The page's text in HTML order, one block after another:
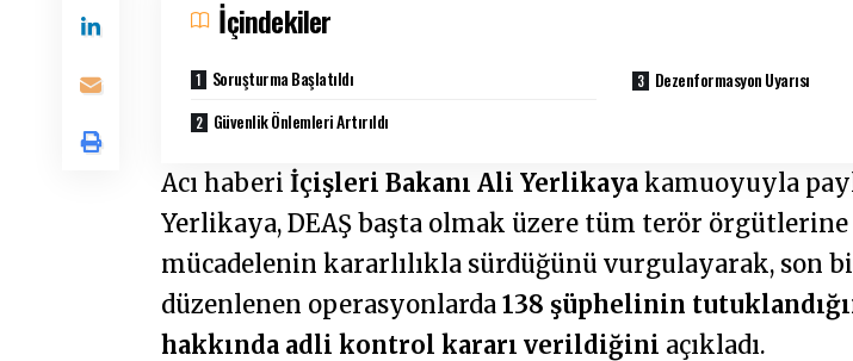
İçindekiler
Soruşturma Başlatıldı
Güvenlik Önlemleri Artırıldı
Dezenformasyon Uyarısı
Acı haberiİçişleri Bakanı Ali Yerlikaya kamuoyuyla
Yerlikaya, DEAŞ başta olmak üzere tüm terör örgütlerine
mücadelenin kararlılıkla sürdüğünü vurgulayarak, son
düzenlenen operasyonlarda138 şüphelinin
hakkında adli kontrol kararı verildiğini açıkladı.